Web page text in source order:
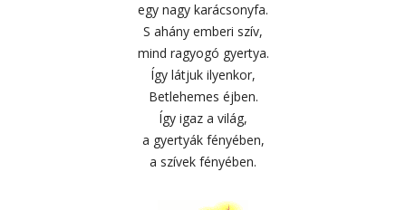
egy nagy karácsonyfa.
S ahány emberi szív,
mind ragyogó gyertya.
Így látjuk ilyenkor,
Betlehemes éjben.
Így igaz a világ,
a gyertyák fényében,
a szívek fényében.